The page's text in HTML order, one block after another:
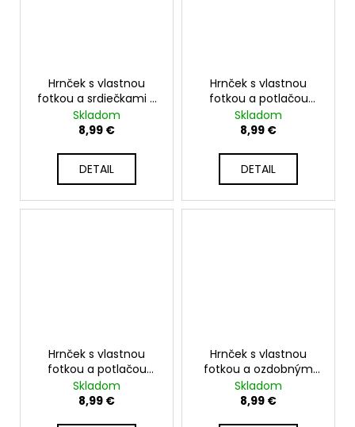
Hrnček s vlastnou
fotkou a srdiečkami -
330ml biely
Skladom
8,99 €
DETAIL
Hrnček s vlastnou
fotkou a potlačou
"Dog mom" - 330ml
biely
Skladom
8,99 €
DETAIL
Hrnček s vlastnou
fotkou a potlačou
"Dog mom 2" - 330ml
biely
Skladom
8,99 €
Hrnček s vlastnou
fotkou a ozdobným
výrezom - 330ml biely
Skladom
8,99 €